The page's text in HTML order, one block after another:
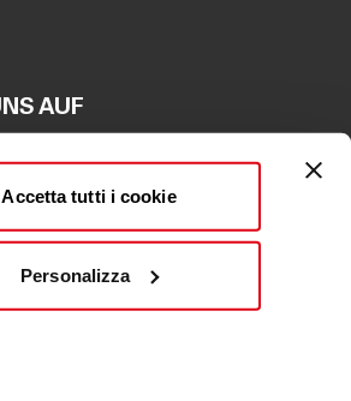
Accetta tutti i cookie
Personalizza
AUF